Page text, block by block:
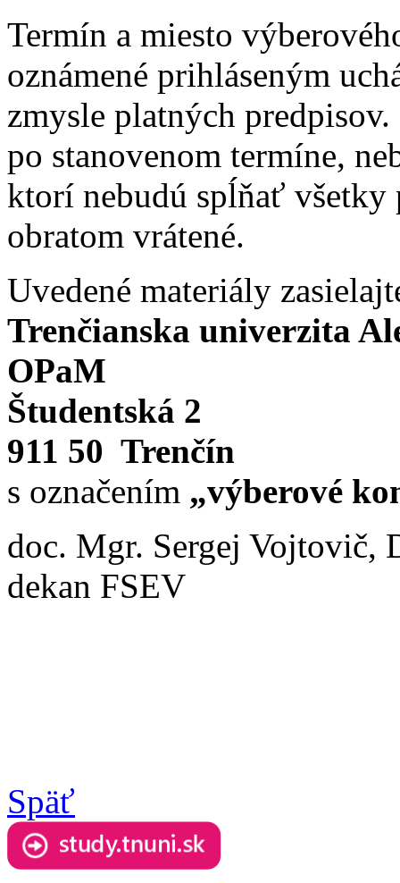
Termín a miesto
oznámené prihláseným
zmysle platných
po stanovenom termíne,
ktorí nebudú spĺňať
obratom vrátené.
Uvedené materiály
Trenčianska univerzita
OPaM
Študentská 2
911 50 Trenčín
s označením „výberové
doc. Mgr. Sergej Vojtovič,
dekan FSEV
Späť